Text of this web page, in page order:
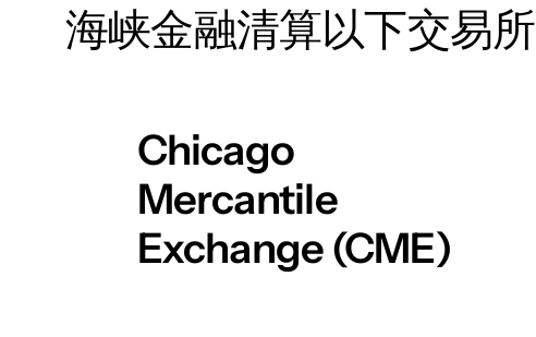
海峡金融清算以下交易所
Chicago
Mercantile
Exchange (CME)